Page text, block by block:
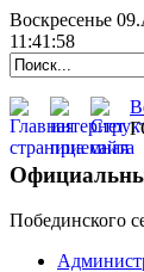
Воскресенье
11:41:59
Побединского